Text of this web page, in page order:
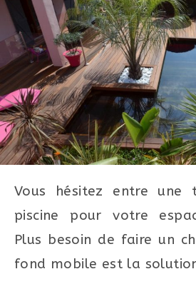
Vous hésitez entre une
piscine pour votre
Plus besoin de faire un
fond mobile est la